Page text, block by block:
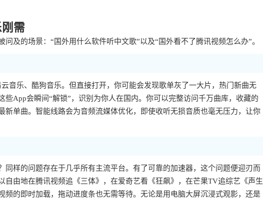
需
及的场景：“国外用什么软件听中文歌”以及“国外看不了腾讯视频怎么办”。
音乐、酷狗音乐。但直接打开，你可能会发现歌单灰了一大片，热门新曲无
App会瞬间“解锁”，识别为你人在国内。你可以完整访问千万曲库，收藏的
新单曲。智能线路会为音频流媒体优化，即使收听无损音质也毫无压力，让你
同样的问题存在于几乎所有主流平台。有了可靠的加速器，这个问题便迎刃而
由地在腾讯视频追《三体》，在爱奇艺看《狂飙》，在芒果TV追综艺《声生
的即时加载，拖动进度条也无需等待。无论是用电脑大屏沉浸式观影，还是